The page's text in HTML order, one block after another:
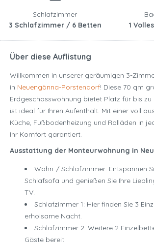
Schlafzimmer
3 Schlafzimmer / 6 Betten
1
Über diese Auflistung
Willkommen in unserer geräumigen 3-
in Neuengönna-Porstendorf! Diese 70 qm
Erdgeschosswohnung bietet Platz für bis zu
ist ideal für Ihren Aufenthalt. Mit einer voll
Küche, Fußbodenheizung und Rolläden in
Ihr Komfort garantiert.
Ausstattung der Monteurwohnung in
Wohn-/ Schlafzimmer: Entspannen
Schlafsofa und genießen Sie Ihre
TV.
Schlafzimmer 1: Hier finden Sie 3
erholsame Nacht.
Schlafzimmer 2: Weitere 2
Gäste bereit.